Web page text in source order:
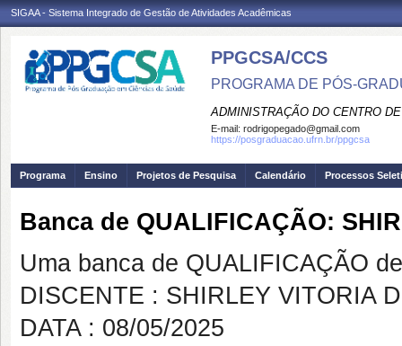
SIGAA - Sistema Integrado de Gestão de Atividades Acadêmicas
PPGCSA/CCS
PROGRAMA DE PÓS-
ADMINISTRAÇÃO DO CENTRO
E-mail: rodrigopegado@gmail.com
https://posgraduacao.ufrn.br/ppgcsa
Programa Ensino Projetos de Pesquisa Calendário Processos
Banca de QUALIFICAÇÃO:
Uma banca de QUALIFICAÇÃO
DISCENTE : SHIRLEY VITORIA
DATA : 08/05/2025